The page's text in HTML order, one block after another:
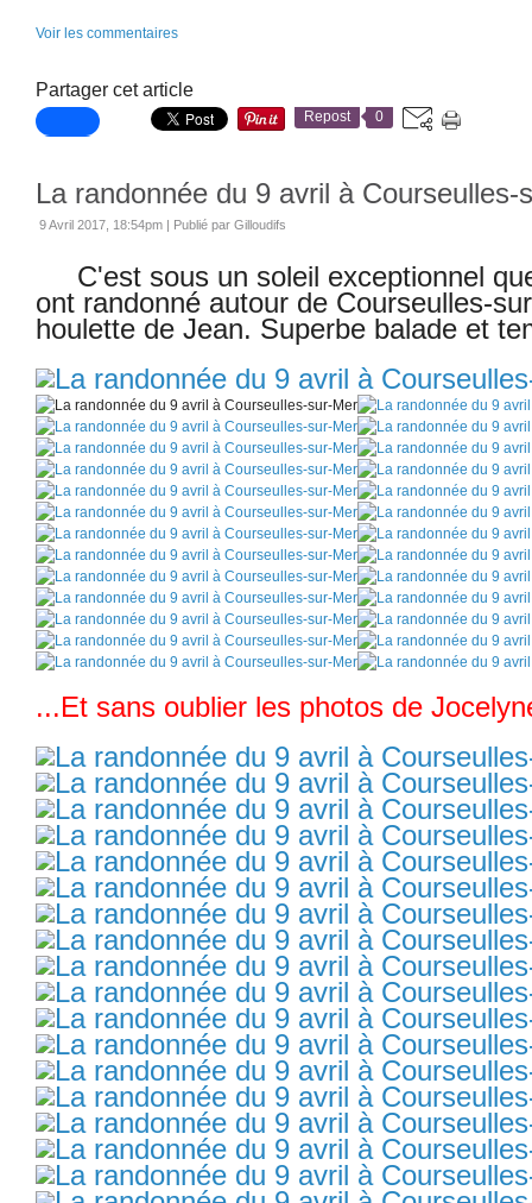
Voir les commentaires
Partager cet article
Repost 0
La randonnée du 9 avril à Courseulles-
9 Avril 2017, 18:54pm | Publié par Gilloudifs
C'est sous un soleil exceptionnel
ont randonné autour de Courseulles-
houlette de Jean. Superbe balade et
...Et sans oublier les photos de